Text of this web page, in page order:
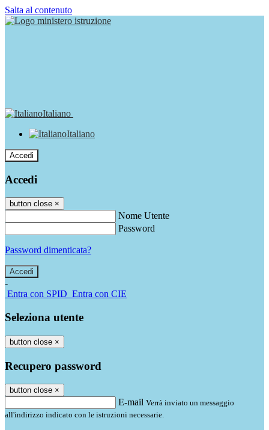
Salta al contenuto
Italiano
Italiano
Accedi
Accedi
button close ×
Nome Utente
Password
Password dimenticata?
-
Entra con SPID Entra con CIE
Seleziona utente
button close ×
Recupero password
button close ×
E-mail Verrà inviato un messaggio
all'indirizzo indicato con le istruzioni necessarie.